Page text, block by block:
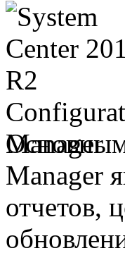
Manager
отчетов,